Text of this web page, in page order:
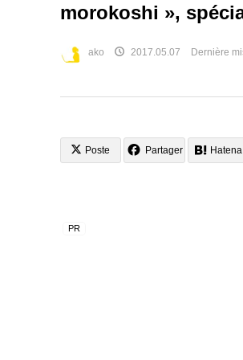
morokoshi »,
ako 2017.05.07 Dernière
Poste Partager Hatena